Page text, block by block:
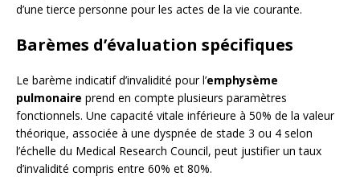
d’une tierce personne pour les actes de la vie courante.
Barèmes d’évaluation spécifiques
Le barème indicatif d’invalidité pour l’emphysème
pulmonaire prend en compte plusieurs paramètres
fonctionnels. Une capacité vitale inférieure à 50% de la valeur
théorique, associée à une dyspnée de stade 3 ou 4 selon
l’échelle du Medical Research Council, peut justifier un taux
d’invalidité compris entre 60% et 80%.